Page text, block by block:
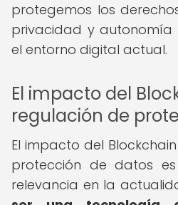
protegemos los
privacidad y autonomía
el entorno digital actual.
El impacto del
regulación de
El impacto del
protección de datos
relevancia en la